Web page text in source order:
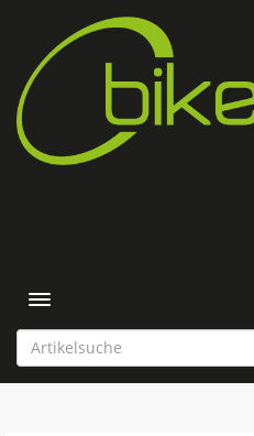
Toggle navigation